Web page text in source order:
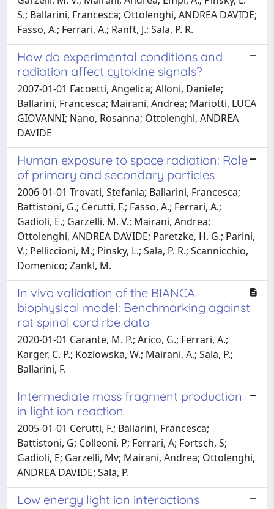
S.; Ballarini, Francesca; Ottolenghi, ANDREA DAVIDE;
Fasso, A.; Ferrari, A.; Ranft, J.; Sala, P. R.
How do experimental conditions and
radiation affect cytokine signals?
2007-01-01 Facoetti, Angelica; Alloni, Daniele;
Ballarini, Francesca; Mairani, Andrea; Mariotti, LUCA
GIOVANNI; Nano, Rosanna; Ottolenghi, ANDREA
DAVIDE
Human exposure to space radiation: Role
of primary and secondary particles
2006-01-01 Trovati, Stefania; Ballarini, Francesca;
Battistoni, G.; Cerutti, F.; Fasso, A.; Ferrari, A.;
Gadioli, E.; Garzelli, M. V.; Mairani, Andrea;
Ottolenghi, ANDREA DAVIDE; Paretzke, H. G.; Parini,
V.; Pelliccioni, M.; Pinsky, L.; Sala, P. R.; Scannicchio,
Domenico; Zankl, M.
In vivo validation of the BIANCA
biophysical model: Benchmarking against
rat spinal cord rbe data
2020-01-01 Carante, M. P.; Arico, G.; Ferrari, A.;
Karger, C. P.; Kozlowska, W.; Mairani, A.; Sala, P.;
Ballarini, F.
Intermediate mass fragment production
in light ion reaction
2005-01-01 Cerutti, F.; Ballarini, Francesca;
Battistoni, G; Colleoni, P; Ferrari, A; Fortsch, S;
Gadioli, E; Garzelli, Mv; Mairani, Andrea; Ottolenghi,
ANDREA DAVIDE; Sala, P.
Low energy light ion interactions